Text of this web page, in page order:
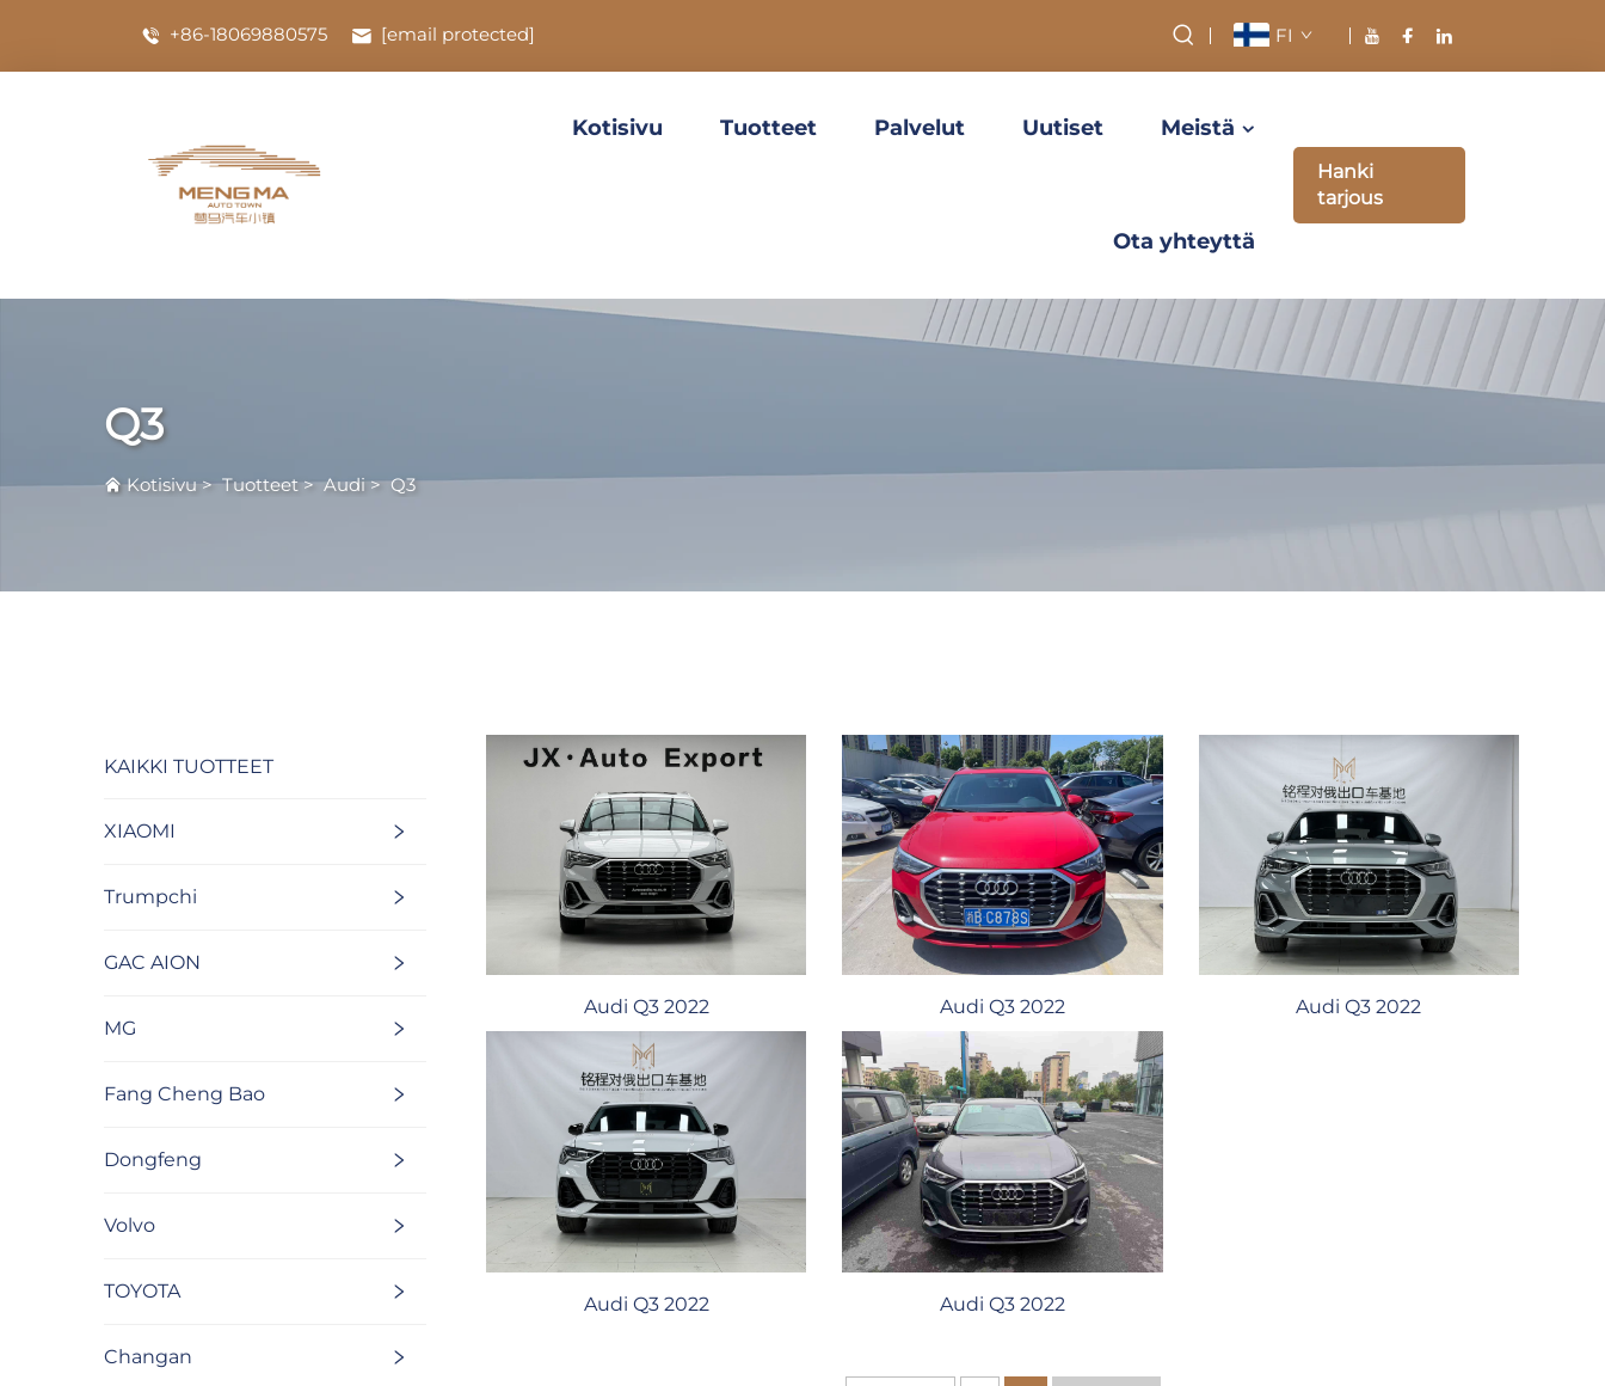
+86-18069880575 [email protected] FI
Kotisivu Tuotteet Palvelut Uutiset Meistä
Ota yhteyttä
Hanki
tarjous
Q3
Kotisivu>Tuotteet>Audi>Q3
KAIKKI TUOTTEET
XIAOMI
Trumpchi
GAC AION
MG
Fang Cheng Bao
Dongfeng
Volvo
TOYOTA
Changan
Audi Q3 2022 Audi Q3 2022 Audi Q3 2022
Audi Q3 2022 Audi Q3 2022